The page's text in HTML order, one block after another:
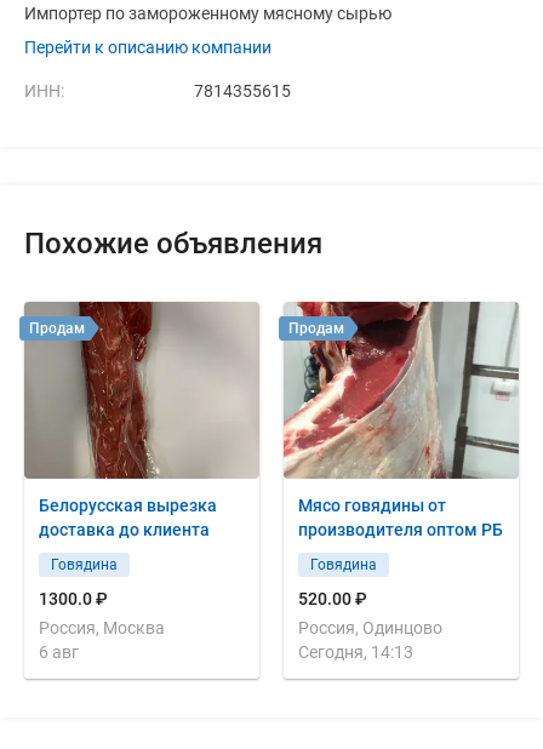
Импортер по замороженному мясному сырью
Перейти к описанию компании
ИНН: 7814355615
Похожие объявления
Белорусская вырезка
доставка до клиента
Говядина
1300.0 ₽
Россия, Москва
6 авг
Продам
Мясо говядины от
производителя оптом РБ
Говядина
520.00 ₽
Россия, Одинцово
Сегодня, 14:13
Продам